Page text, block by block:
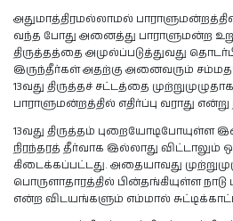
அதுமாத்திரமல்லாமல்
வந்த போது அனைத்து பாராளுமன்ற
திருத்தத்தை அமுல்ப்படுத்துவது
இருந்தீர்கள் அதற்கு அனைவரும்
13வது திருத்தச் சட்டத்தை
பாராளுமன்றத்தில் எதிர்ப்பு வராது
13வது திருத்தம் புறையோடிபோயுள்ள
நிரந்தரத் தீர்வாக இல்லாது
கிடைக்கப்பட்டது. அதையாவது
பொருளாதாரத்தில் பின்தங்கியுள்ள
என்ற விடயங்களும் எம்மால்